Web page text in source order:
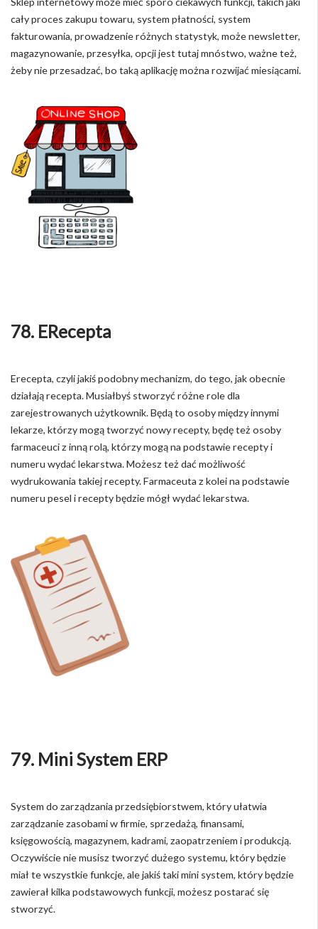
cały proces zakupu towaru, system płatności, system
fakturowania, prowadzenie różnych statystyk, może newsletter,
magazynowanie, przesyłka, opcji jest tutaj mnóstwo, ważne też,
żeby nie przesadzać, bo taką aplikację można rozwijać miesiącami.
78. ERecepta
Erecepta, czyli jakiś podobny mechanizm, do tego, jak obecnie
działają recepta. Musiałbyś stworzyć różne role dla
zarejestrowanych użytkownik. Będą to osoby między innymi
lekarze, którzy mogą tworzyć nowy recepty, będę też osoby
farmaceuci z inną rolą, którzy mogą na podstawie recepty i
numeru wydać lekarstwa. Możesz też dać możliwość
wydrukowania takiej recepty. Farmaceuta z kolei na podstawie
numeru pesel i recepty będzie mógł wydać lekarstwa.
79. Mini System ERP
System do zarządzania przedsiębiorstwem, który ułatwia
zarządzanie zasobami w firmie, sprzedażą, finansami,
księgowością, magazynem, kadrami, zaopatrzeniem i produkcją.
Oczywiście nie musisz tworzyć dużego systemu, który będzie
miał te wszystkie funkcje, ale jakiś taki mini system, który będzie
zawierał kilka podstawowych funkcji, możesz postarać się
stworzyć.